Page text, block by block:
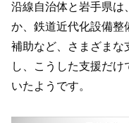
沿線自治体と岩手県は
か、鉄道近代化設備整
補助など、さまざまな
し、こうした支援だ
いたようです。